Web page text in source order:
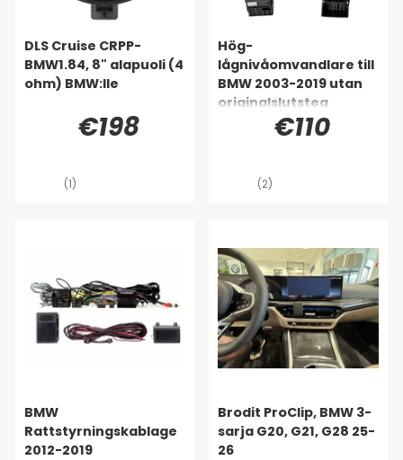
DLS Cruise CRPP-
BMW1.84, 8" alapuoli (4
ohm) BMW:lle
€198
(1)
Hög-
lågnivåomvandlare till
BMW 2003-2019 utan
originalslutsteg
€110
(2)
BMW
Rattstyrningskablage
2012-2019
Brodit ProClip, BMW 3-
sarja G20, G21, G28 25-
26